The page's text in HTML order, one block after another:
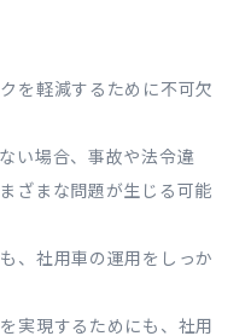
を軽減するために不可欠
い場合、事故や法令違
ざまな問題が生じる可能
、社用車の運用をしっか
実現するためにも、社用